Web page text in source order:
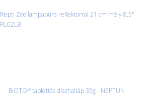
Repti Zoo lámpabúra reflektorral 21 cm mély 8,5"
RL02LB
BIOTOP tablettás díszhaltáp 35g - NEPTUN